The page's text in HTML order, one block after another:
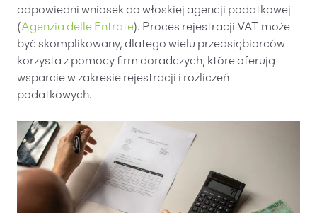
odpowiedni wniosek do włoskiej agencji podatkowej
(Agenzia delle Entrate). Proces rejestracji VAT może
być skomplikowany, dlatego wielu przedsiębiorców
korzysta z pomocy firm doradczych, które oferują
wsparcie w zakresie rejestracji i rozliczeń
podatkowych.